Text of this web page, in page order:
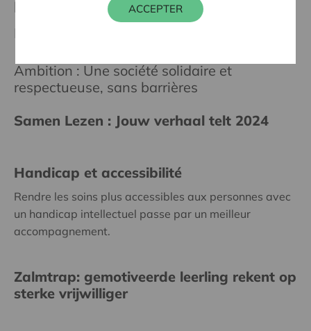
Plus de projets soutenus
Ambition : Une société solidaire et
respectueuse, sans barrières
Samen Lezen : Jouw verhaal telt 2024
Handicap et accessibilité
Rendre les soins plus accessibles aux personnes avec
un handicap intellectuel passe par un meilleur
accompagnement.
Zalmtrap: gemotiveerde leerling rekent op
sterke vrijwilliger
ACCEPTER